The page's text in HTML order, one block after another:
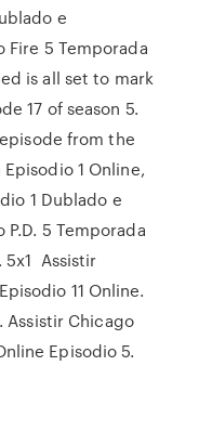
e
Fire 5 Temporada
is all set to mark
17 of season 5.
from the
1 Online,
1 Dublado e
5 Temporada
5x1 Assistir
11 Online.
Assistir Chicago
Episodio 5.